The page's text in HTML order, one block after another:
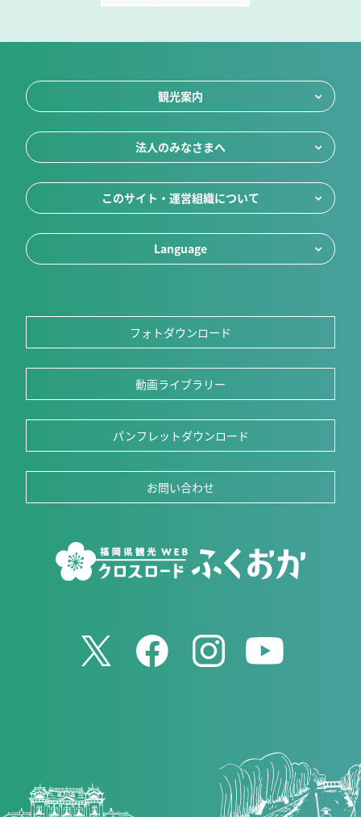
観光案内
法人のみなさまへ
このサイト・運営組織について
Language
フォトダウンロード
動画ライブラリー
パンフレットダウンロード
お問い合わせ